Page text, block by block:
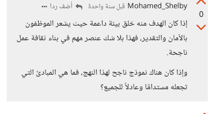
0
Mohamed_Shelby قبل سنة واحدة أضف ردا
إذا كان الهدف منه خلق بيئة داعمة حيث يشعر الموظفون
بالأمان والتقدير، فهذا بلا شك عنصر مهم في بناء ثقافة عمل
ناجحة.
وإذا كان هناك نموذج ناجح لهذا النهج، فما هي المبادئ التي
تجعله مستدامًا وعادلاً للجميع؟